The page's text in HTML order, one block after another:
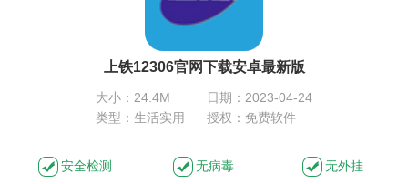
上铁12306官网下载安卓最新版
大小：24.4M
类型：生活实用
日期：2023-04-24
授权：免费软件
安全检测 无病毒 无外挂